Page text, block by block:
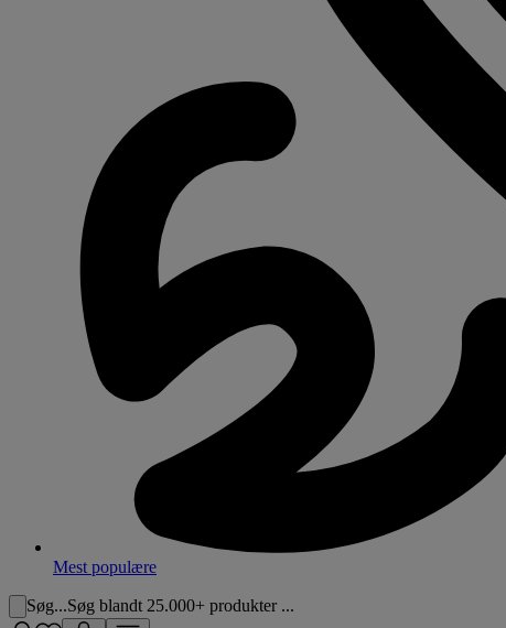
Mest populære
Søg...Søg blandt 25.000+ produkter ...